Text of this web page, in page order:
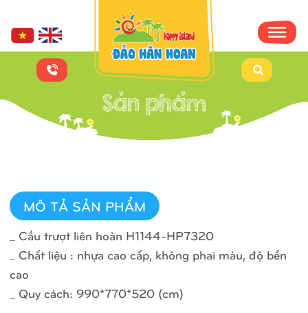
MÔ TẢ SẢN PHẨM
_ Cầu trượt liên hoàn H1144-HP7320
_ Chất liệu : nhựa cao cấp, không phai màu, độ bền
cao
_ Quy cách: 990*770*520 (cm)